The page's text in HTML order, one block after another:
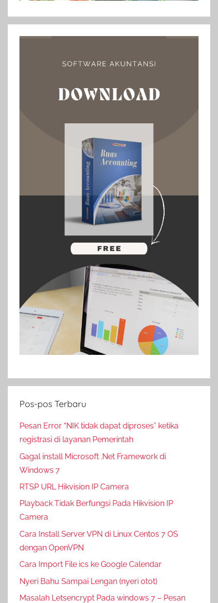
Pos-pos Terbaru
Pesan Error “NIK tidak dapat diproses” ketika
registrasi di layanan Pemerintah
Gagal install Microsoft .Net Framework di
Windows 7
RTSP URL Hikvision IP Camera
Playback Tidak Berfungsi Pada Hikvision IP
Camera
Cara Install Server VPN di Linux Centos 7 OS
dengan OpenVPN
Cara Import File ics ke Google Calendar
Nyeri Bahu Sampai Lengan (nyeri otot)
Masalah Letsencrypt Pada windows 7 – Pesan